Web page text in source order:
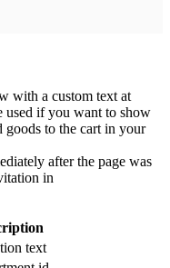
with a custom text at
used if you want to show
goods to the cart in your
after the page was
in
text